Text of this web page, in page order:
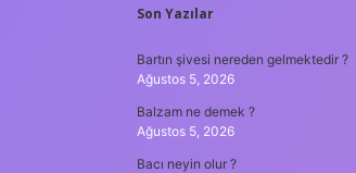
SIDEBAR
Son Yazılar
Bartın şivesi nereden gelmektedir ?
Ağustos 5, 2026
Balzam ne demek ?
Ağustos 5, 2026
Bacı neyin olur ?